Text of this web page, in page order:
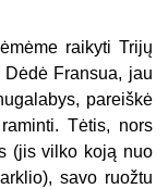
raikyti Trijų
Fransua, jau
pareiškė
Tėtis, nors
(jis vilko koją nuo
savo ruožtu